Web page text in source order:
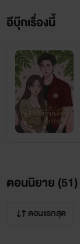
อีบุ๊กเรื่องนี้
ตอนนิยาย (51)
ตอนแรกสุด